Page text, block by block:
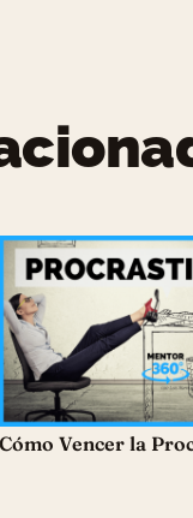
Cómo Vencer la